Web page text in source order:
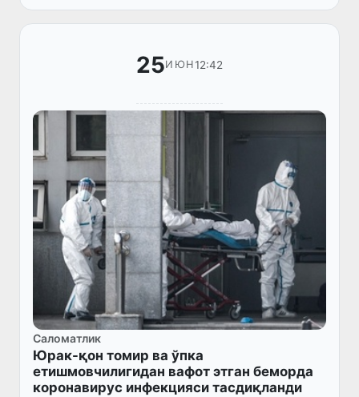
қарорни бир овоздан маъқуллади.
25ИЮН12:42
Саломатлик
Юрак-қон томир ва ўпка
етишмовчилигидан вафот этган беморда
коронавирус инфекцияси тасдиқланди